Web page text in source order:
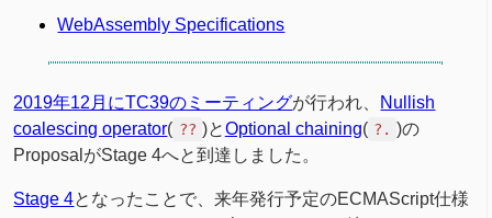
WebAssembly Specifications
2019年12月にTC39のミーティングが行われ、 Nullish
coalescing operator( ?? )とOptional chaining( ?. )の
ProposalがStage 4へと到達しました。
Stage 4となったことで、来年発行予定のECMAScript仕様